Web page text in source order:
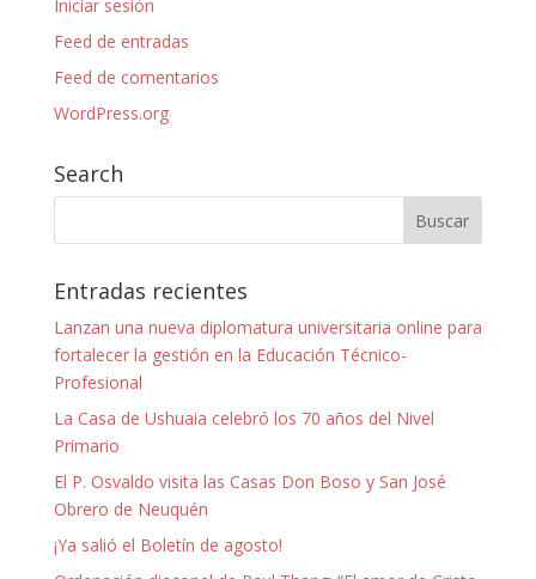
Iniciar sesión
Feed de entradas
Feed de comentarios
WordPress.org
Search
Entradas recientes
Lanzan una nueva diplomatura universitaria online para
fortalecer la gestión en la Educación Técnico-
Profesional
La Casa de Ushuaia celebró los 70 años del Nivel
Primario
El P. Osvaldo visita las Casas Don Boso y San José
Obrero de Neuquén
¡Ya salió el Boletín de agosto!